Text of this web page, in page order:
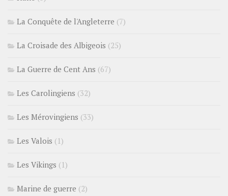
La Conquête de l'Angleterre (7)
La Croisade des Albigeois (25)
La Guerre de Cent Ans (67)
Les Carolingiens (32)
Les Mérovingiens (33)
Les Valois (1)
Les Vikings (1)
Marine de guerre (2)